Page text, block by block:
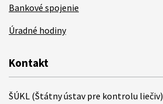
Bankové spojenie
Úradné hodiny
Kontakt
ŠÚKL (Štátny ústav pre kontrolu liečiv)